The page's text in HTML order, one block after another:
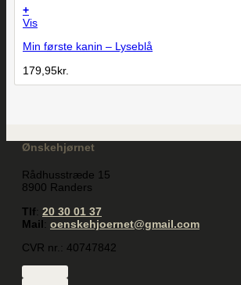
+
Vis
Min første kanin – Lyseblå
179,95kr.
Ønskehjørnet
Rådhusstræde 15
8900 Randers
Tlf: 20 30 01 37
Mail: oenskehjoernet@gmail.com
CVR nr.: 40747842